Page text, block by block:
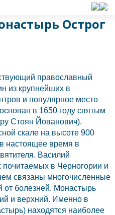
Острог
православный
из крупнейших в
и популярное место
в 1650 году святым
Стоян Йованович).
скале на высоте 900
настоящее время в
Василий
почитаемых в Черногории и
связаны многочисленные
от болезней. Монастырь
и верхний. Именно в
находятся наиболее